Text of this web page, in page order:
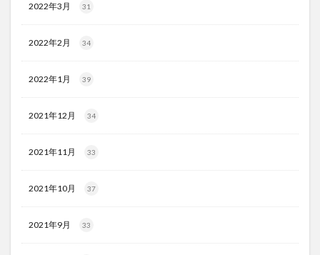
2022年3月 31
2022年2月 34
2022年1月 39
2021年12月 34
2021年11月 33
2021年10月 37
2021年9月 33